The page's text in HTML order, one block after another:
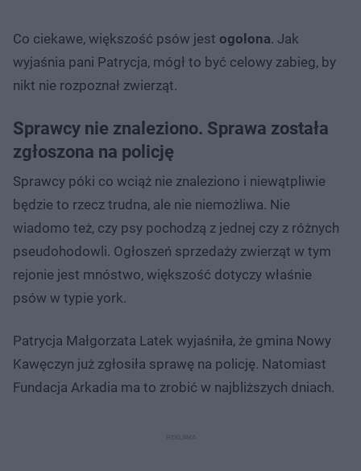
Co ciekawe, większość psów jest ogolona. Jak
wyjaśnia pani Patrycja, mógł to być celowy zabieg, by
nikt nie rozpoznał zwierząt.
Sprawcy nie znaleziono. Sprawa została
zgłoszona na policję
Sprawcy póki co wciąż nie znaleziono i niewątpliwie
będzie to rzecz trudna, ale nie niemożliwa. Nie
wiadomo też, czy psy pochodzą z jednej czy z różnych
pseudohodowli. Ogłoszeń sprzedaży zwierząt w tym
rejonie jest mnóstwo, większość dotyczy właśnie
psów w typie york.
Patrycja Małgorzata Latek wyjaśniła, że gmina Nowy
Kawęczyn już zgłosiła sprawę na policję. Natomiast
Fundacja Arkadia ma to zrobić w najbliższych dniach.